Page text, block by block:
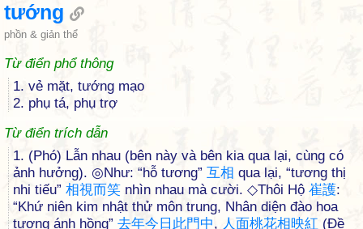
tướng
phồn & giản thể
Từ điển phổ thông
1. vẻ mặt, tướng mạo
2. phụ tá, phụ trợ
Từ điển trích dẫn
1. (Phó) Lẫn nhau (bên này và bên kia qua lại, cùng có
ảnh hưởng). ◎Như: “hỗ tương” 互相 qua lại, “tương thị
nhi tiếu” 相視而笑 nhìn nhau mà cười. ◇Thôi Hộ 崔護:
“Khứ niên kim nhật thử môn trung, Nhân diện đào hoa
tương ánh hồng” 去年今 日 此門中, 人面桃花相映紅 (Đề